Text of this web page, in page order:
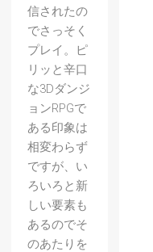
信されたの
でさっそく
プレイ。ピ
リッと辛口
な3Dダンジ
ョンRPGで
ある印象は
相変わらず
ですが、い
ろいろと新
しい要素も
あるのでそ
のあたりを